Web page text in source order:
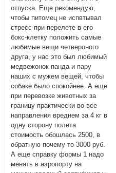
отпуска. Еще рекомендую,
чтобы питомец не испвтывал
стресс при перелете в его
бокс-клетку положить самые
любимые вещи четвероного
друга, у нас это был любимый
медвежонок панда и пару
наших с мужем вещей, чтобы
собаке было спокойнее. А еще
при перевозке животных за
границу практически во все
направления вреднем за 4 кг в
одну сторону полета
стоимость обошлась 2500, в
обратную почему-то 3000 руб.
А еще справку формы 1 надо
менять в аэропорту на